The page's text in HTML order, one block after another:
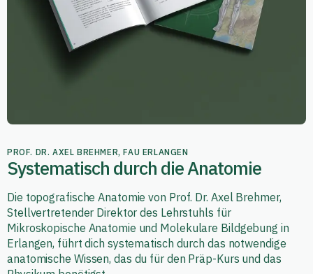
PROF. DR. AXEL BREHMER, FAU ERLANGEN
Systematisch durch die Anatomie
Die topografische Anatomie von Prof. Dr. Axel Brehmer,
Stellvertretender Direktor des Lehrstuhls für
Mikroskopische Anatomie und Molekulare Bildgebung in
Erlangen, führt dich systematisch durch das notwendige
anatomische Wissen, das du für den Präp-Kurs und das